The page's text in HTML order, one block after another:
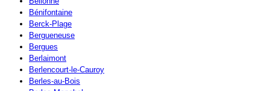
Bénifontaine
Berck-Plage
Bergueneuse
Bergues
Berlaimont
Berlencourt-le-Cauroy
Berles-au-Bois